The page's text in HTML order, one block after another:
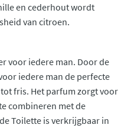
en cederhout wordt
van citroen.
voor iedere man. Door de
iedere man de perfecte
fris. Het parfum zorgt voor
combineren met de
Toilette is verkrijgbaar in